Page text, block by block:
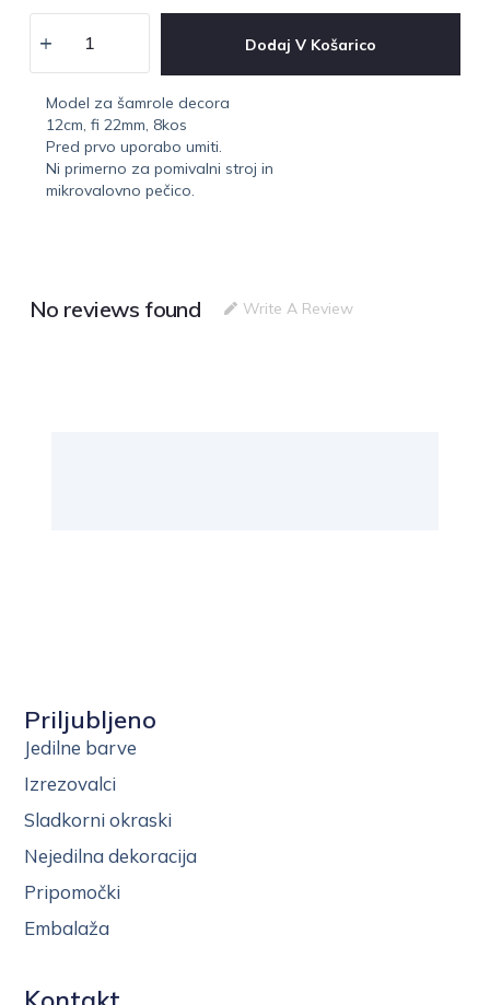
Dodaj V Košarico
Model za šamrole decora
12cm, fi 22mm, 8kos
Pred prvo uporabo umiti.
Ni primerno za pomivalni stroj in
mikrovalovno pečico.
No reviews found Write A Review
Priljubljeno
Jedilne barve
Izrezovalci
Sladkorni okraski
Nejedilna dekoracija
Pripomočki
Embalaža